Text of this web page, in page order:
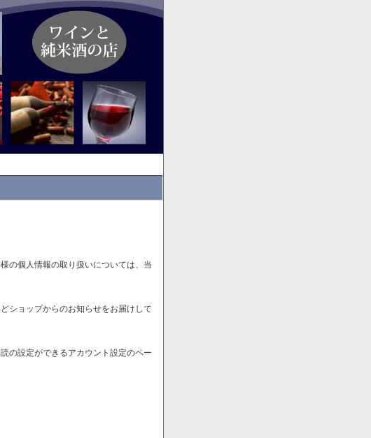
の個人情報の取り扱いについては、当
ショップからのお知らせをお届けして
の設定ができるアカウント設定のペー